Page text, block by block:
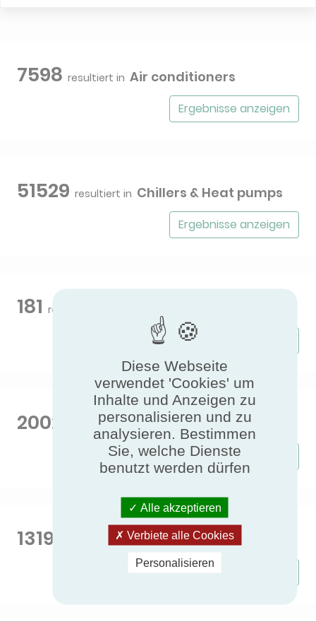
7598 resultiert in Air conditioners
Ergebnisse anzeigen
51529 resultiert in Chillers & Heat pumps
Ergebnisse anzeigen
181 resultiert in
Ergebnisse anzeigen
2002 resultiert in Heat pumps NF
Ergebnisse anzeigen
1319 resultiert in Wärmepumpen Eurovent
Ergebnisse anzeigen
Diese Webseite
verwendet 'Cookies' um
Inhalte und Anzeigen zu
personalisieren und zu
analysieren. Bestimmen
Sie, welche Dienste
benutzt werden dürfen
Alle akzeptieren
Verbiete alle Cookies
Personalisieren